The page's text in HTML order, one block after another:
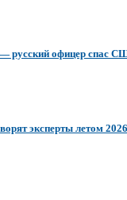
русский офицер спас
эксперты летом